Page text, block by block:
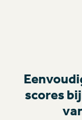
scores